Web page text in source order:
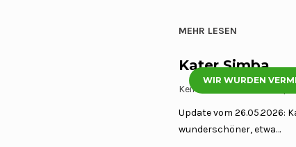
MEHR LESEN
WIR WURDEN
Kater Simba
Keine Kommentare
Update vom 26.05.2026:
wunderschöner, etwa…